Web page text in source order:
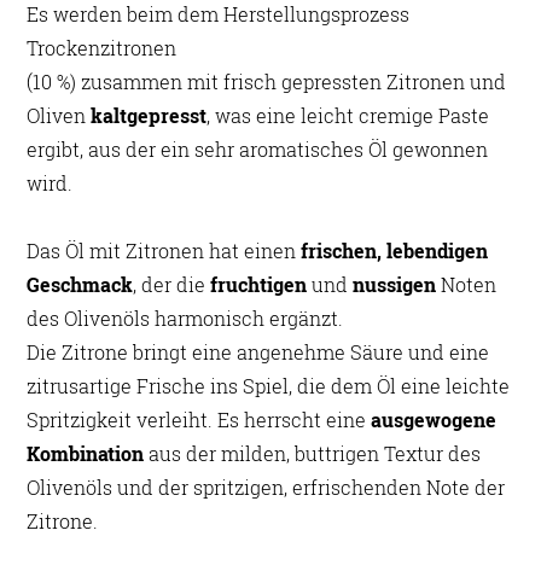
Es werden beim dem Herstellungsprozess
Trockenzitronen
(10 %) zusammen mit frisch gepressten Zitronen und
Olivenkaltgepresst, was eine leicht cremige Paste
ergibt, aus der ein sehr aromatisches Öl gewonnen
wird.
Das Öl mit Zitronen hat einenfrischen, lebendigen
Geschmack, der diefruchtigenundnussigenNoten
des Olivenöls harmonisch ergänzt.
Die Zitrone bringt eine angenehme Säure und eine
zitrusartige Frische ins Spiel, die dem Öl eine leichte
Spritzigkeit verleiht. Es herrscht eineausgewogene
Kombinationaus der milden, buttrigen Textur des
Olivenöls und der spritzigen, erfrischenden Note der
Zitrone.